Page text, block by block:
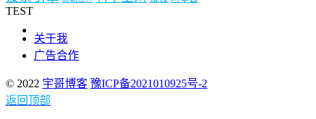
TEST
关于我
广告合作
© 2022 宇哥博客 豫ICP备2021010925号-2
返回顶部